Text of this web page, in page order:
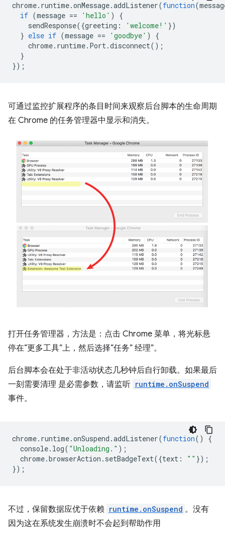
chrome. runtime.onMessage.addListener(function(
if (message == 'hello' )
{
sendResponse({greeting : 'welcome!' })
} else if (message == 'goodbye' )
{
chrome. runtime. Port.disconnect();
}
});
可通过监控扩展程序的条目时间来观察后台脚本的生命周期
在 Chrome 的任务管理器中显示和消失。
打开任务管理器，方法是：点击 Chrome 菜单，将光标悬
停在“更多工具”上，然后选择“任务” 经理”。
后台脚本会在处于非活动状态几秒钟后自行卸载。如果最后
一刻需要清理 是必需参数，请监听 runtime.onSuspend
事件。
chrome. runtime.onSuspend .addListener(function()
{
console. log( "Unloading." );
chrome.browserAction . setBadgeText({text : "" });
});
不过，保留数据应优于依赖 runtime.onSuspend 。没有
因为这在系统发生崩溃时不会起到帮助作用